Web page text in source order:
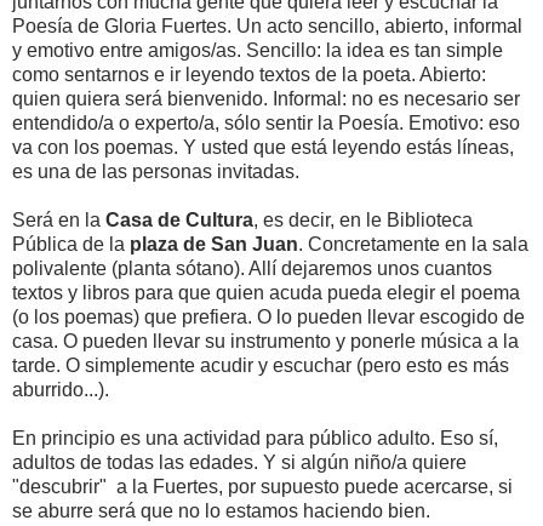
Poesía de Gloria Fuertes. Un acto sencillo, abierto, informal
y emotivo entre amigos/as. Sencillo: la idea es tan simple
como sentarnos e ir leyendo textos de la poeta. Abierto:
quien quiera será bienvenido. Informal: no es necesario ser
entendido/a o experto/a, sólo sentir la Poesía. Emotivo: eso
va con los poemas. Y usted que está leyendo estás líneas,
es una de las personas invitadas.
Será en la Casa de Cultura, es decir, en le Biblioteca
Pública de la plaza de San Juan. Concretamente en la sala
polivalente (planta sótano). Allí dejaremos unos cuantos
textos y libros para que quien acuda pueda elegir el poema
(o los poemas) que prefiera. O lo pueden llevar escogido de
casa. O pueden llevar su instrumento y ponerle música a la
tarde. O simplemente acudir y escuchar (pero esto es más
aburrido...).
En principio es una actividad para público adulto. Eso sí,
adultos de todas las edades. Y si algún niño/a quiere
"descubrir" a la Fuertes, por supuesto puede acercarse, si
se aburre será que no lo estamos haciendo bien.